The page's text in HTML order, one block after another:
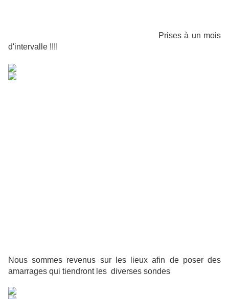
Prises à un mois
d'intervalle !!!!
Nous sommes revenus sur les lieux afin de poser des
amarrages qui tiendront les diverses sondes